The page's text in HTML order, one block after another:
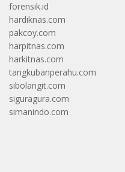
forensik.id
hardiknas.com
pakcoy.com
harpitnas.com
harkitnas.com
tangkubanperahu.com
sibolangit.com
siguragura.com
simanindo.com